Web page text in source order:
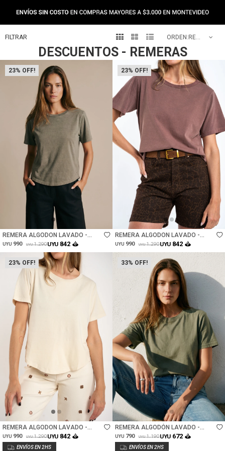
DESCUENTOS - REMERAS
   RECOMENDADOS
23
REMERA ALGODON LAVADO -
SAFARI
UYU 990 UYU 1.290UYU 842
23
Talle
REMERA ALGODON LAVADO -
MOCHA
UYU 990 UYU 1.290UYU 842
23
REMERA ALGODON LAVADO -
ARENA
UYU 990 UYU 1.290UYU 842
33
Talle
REMERA ALGODÓN LAVADO -
SAFARI
UYU 790 UYU 1.190UYU 672